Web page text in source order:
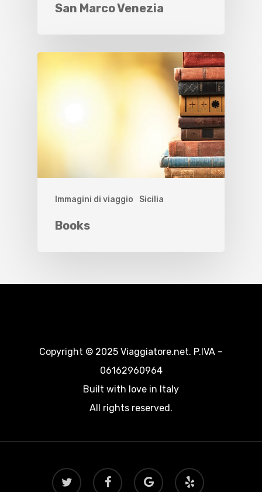
San Marco Venezia
Immagini di viaggio Sicilia
Books
Copyright © 2025 Viaggiatore.net. P.IVA –
06162960964
Built with love in Italy
All rights reserved.
twitter facebook
google-
plus
yelp